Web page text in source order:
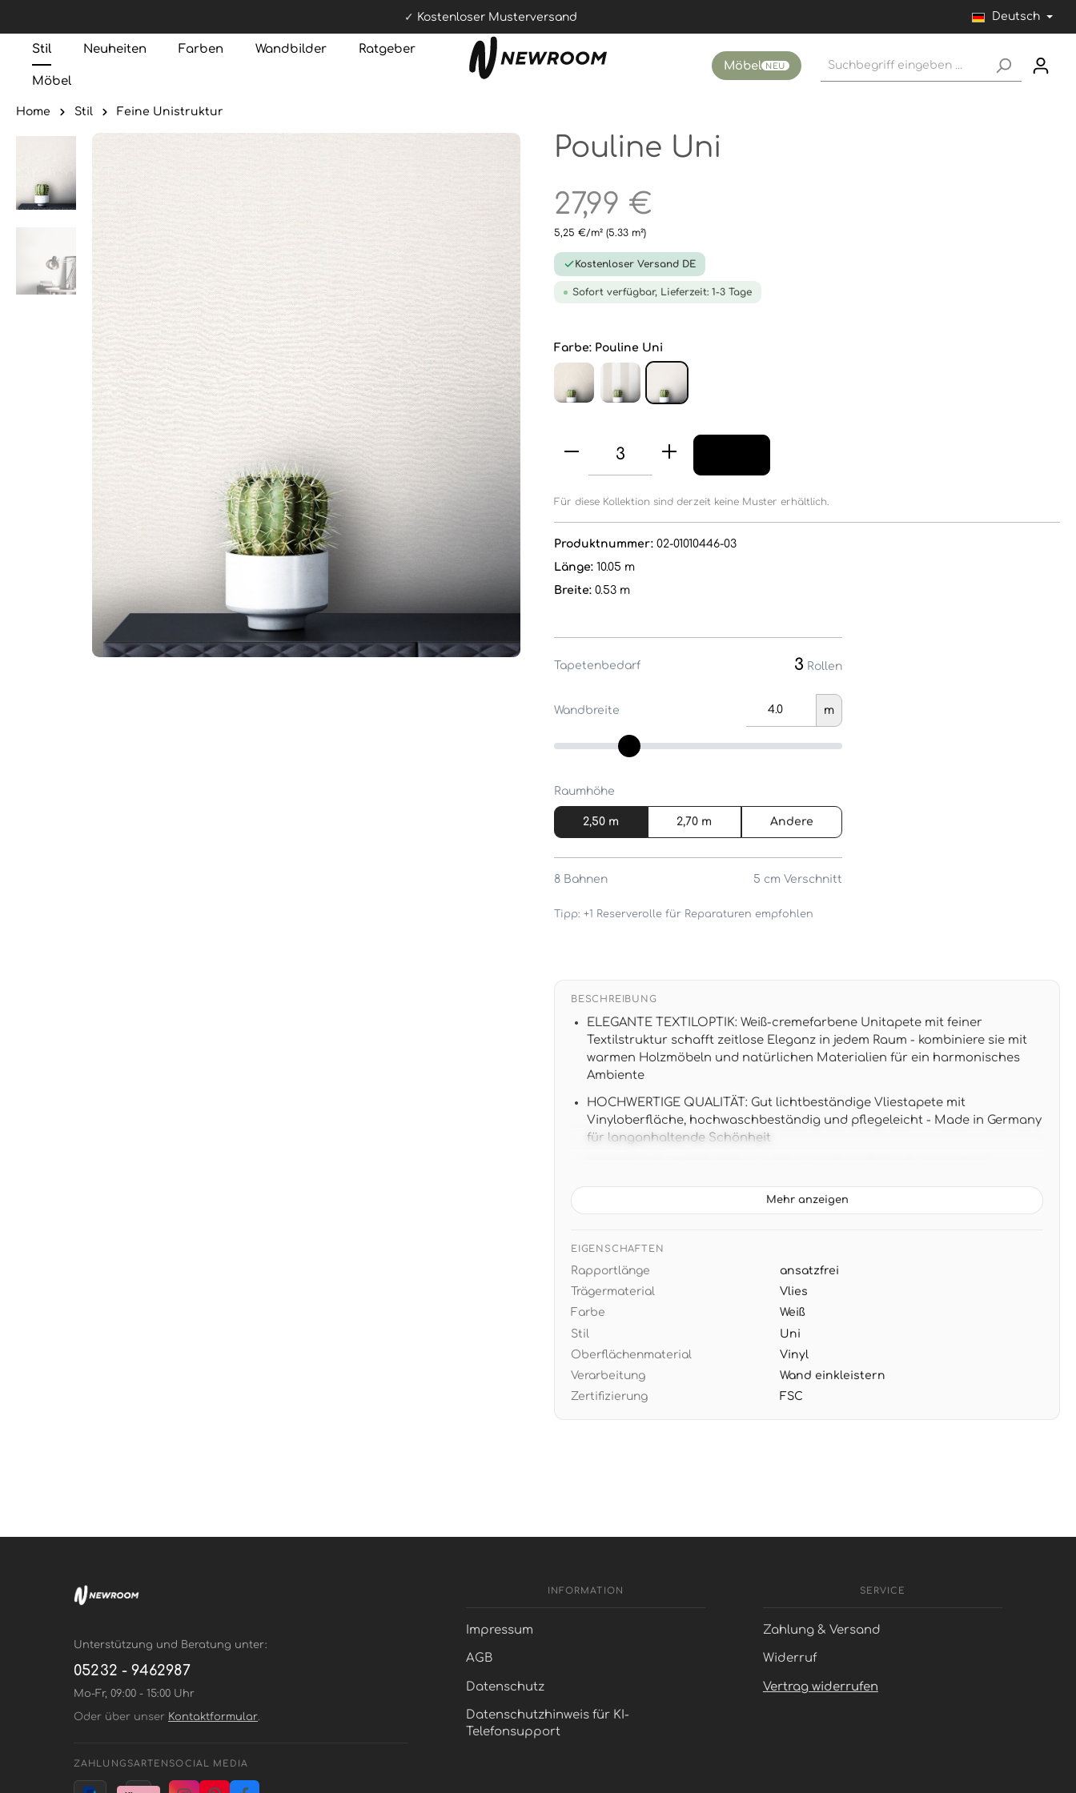
Kostenloser Musterversand Deutsch
Stil Neuheiten Farben Wandbilder Ratgeber
Möbel
Möbel NEU
Home Stil Feine Unistruktur
Pouline Uni
27,99 €
5,25 €/m² (5.33 m²)
Kostenloser Versand DE
Sofort verfügbar, Lieferzeit: 1-3 Tage
Farbe: Pouline Uni
Für diese Kollektion sind derzeit keine Muster erhältlich.
Produktnummer: 02-01010446-03
Länge: 10.05 m
Breite: 0.53 m
Tapetenbedarf 3 Rollen
Wandbreite m
Raumhöhe
2,50 m 2,70 m Andere
8 Bahnen 5 cm Verschnitt
Tipp: +1 Reserverolle für Reparaturen empfohlen
BESCHREIBUNG
ELEGANTE TEXTILOPTIK: Weiß-cremefarbene Unitapete mit feiner
Textilstruktur schafft zeitlose Eleganz in jedem Raum - kombiniere sie mit
warmen Holzmöbeln und natürlichen Materialien für ein harmonisches
Ambiente
HOCHWERTIGE QUALITÄT: Gut lichtbeständige Vliestapete mit
Vinyloberfläche, hochwaschbeständig und pflegeleicht - Made in Germany
für langanhaltende Schönheit
VIELSEITIGES DESIGN: Moderne weiß-cremefarbene Textilstruktur passt
als Basis für farbige Akzente
EINFACHE VERARBEITUNG: Wand einkleistern, Tapete direkt aufbringen -
restlos trocken abziehbar bei Renovierung ohne Rückstände
Mehr anzeigen
EIGENSCHAFTEN
Rapportlänge
ansatzfrei
Trägermaterial
Vlies
Farbe
Weiß
Stil
Uni
Oberflächenmaterial
Vinyl
Verarbeitung
Wand einkleistern
Zertifizierung
FSC
Unterstützung und Beratung unter:
05232 - 9462987
Mo-Fr, 09:00 - 15:00 Uhr
Oder über unser Kontaktformular.
ZAHLUNGSARTEN SOCIAL MEDIA
INFORMATION
Impressum
AGB
Datenschutz
Datenschutzhinweis für KI-
Telefonsupport
SERVICE
Zahlung & Versand
Widerruf
Vertrag widerrufen